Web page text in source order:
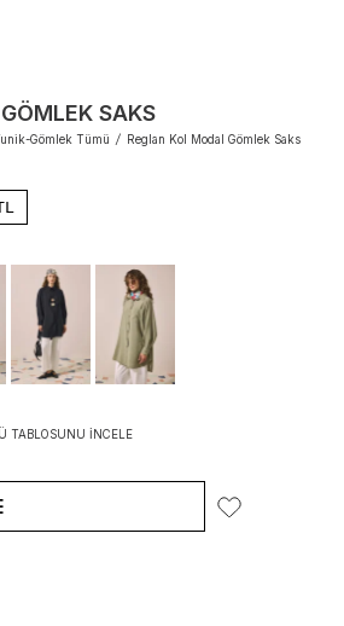
SAKS
Gömlek Tümü / Reglan Kol Modal Gömlek Saks
TABLOSUNU İNCELE